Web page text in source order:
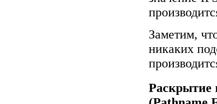
Заметим,
никаких
Раскрытие